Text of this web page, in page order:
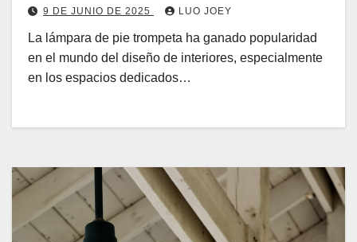
9 DE JUNIO DE 2025 LUO JOEY
La lámpara de pie trompeta ha ganado popularidad
en el mundo del diseño de interiores, especialmente
en los espacios dedicados…